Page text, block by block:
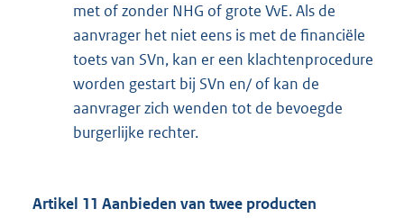
met of zonder NHG of grote VvE. Als de
aanvrager het niet eens is met de financiële
toets van SVn, kan er een klachtenprocedure
worden gestart bij SVn en/ of kan de
aanvrager zich wenden tot de bevoegde
burgerlijke rechter.
Artikel 11 Aanbieden van twee producten